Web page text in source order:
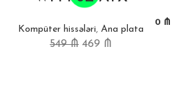
0 ₼
Kompüter hissələri, Ana plata
549₼ 469 ₼